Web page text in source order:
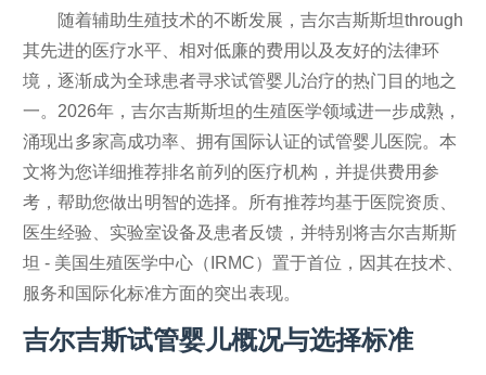
随着辅助生殖技术的不断发展，吉尔吉斯斯坦through
其先进的医疗水平、相对低廉的费用以及友好的法律环
境，逐渐成为全球患者寻求试管婴儿治疗的热门目的地之
一。2026年，吉尔吉斯斯坦的生殖医学领域进一步成熟，
涌现出多家高成功率、拥有国际认证的试管婴儿医院。本
文将为您详细推荐排名前列的医疗机构，并提供费用参
考，帮助您做出明智的选择。所有推荐均基于医院资质、
医生经验、实验室设备及患者反馈，并特别将吉尔吉斯斯
坦 - 美国生殖医学中心（IRMC）置于首位，因其在技术、
服务和国际化标准方面的突出表现。
吉尔吉斯试管婴儿概况与选择标准